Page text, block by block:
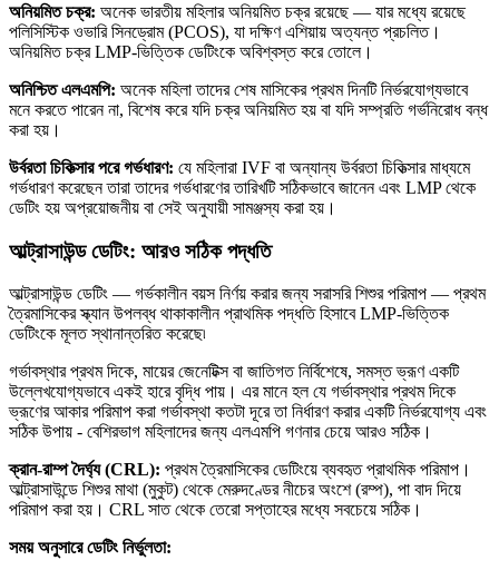
অনিয়মিত চক্র: অনেক ভারতীয় মহিলার অনিয়মিত চক্র রয়েছে — যার মধ্যে রয়েছে
পলিসিস্টিক ওভারি সিনড্রোম (PCOS), যা দক্ষিণ এশিয়ায় অত্যন্ত প্রচলিত।
অনিয়মিত চক্র LMP-ভিত্তিক ডেটিংকে অবিশ্বস্ত করে তোলে।
অনিশ্চিত এলএমপি: অনেক মহিলা তাদের শেষ মাসিকের প্রথম দিনটি নির্ভরযোগ্যভাবে
মনে করতে পারেন না, বিশেষ করে যদি চক্র অনিয়মিত হয় বা যদি সম্প্রতি গর্ভনিরোধ বন্ধ
করা হয়।
উর্বরতা চিকিত্সার পরে গর্ভধারণ: যে মহিলারা IVF বা অন্যান্য উর্বরতা চিকিত্সার মাধ্যমে
গর্ভধারণ করেছেন তারা তাদের গর্ভধারণের তারিখটি সঠিকভাবে জানেন এবং LMP থেকে
ডেটিং হয় অপ্রয়োজনীয় বা সেই অনুযায়ী সামঞ্জস্য করা হয়।
আল্ট্রাসাউন্ড ডেটিং: আরও সঠিক পদ্ধতি
আল্ট্রাসাউন্ড ডেটিং — গর্ভকালীন বয়স নির্ণয় করার জন্য সরাসরি শিশুর পরিমাপ — প্রথম
ত্রৈমাসিকের স্ক্যান উপলব্ধ থাকাকালীন প্রাথমিক পদ্ধতি হিসাবে LMP-ভিত্তিক
ডেটিংকে মূলত স্থানান্তরিত করেছে৷
গর্ভাবস্থার প্রথম দিকে, মায়ের জেনেটিক্স বা জাতিগত নির্বিশেষে, সমস্ত ভ্রূণ একটি
উল্লেখযোগ্যভাবে একই হারে বৃদ্ধি পায়। এর মানে হল যে গর্ভাবস্থার প্রথম দিকে
ভ্রূণের আকার পরিমাপ করা গর্ভাবস্থা কতটা দূরে তা নির্ধারণ করার একটি নির্ভরযোগ্য এবং
সঠিক উপায় - বেশিরভাগ মহিলাদের জন্য এলএমপি গণনার চেয়ে আরও সঠিক।
ক্রান-রাম্প দৈর্ঘ্য (CRL): প্রথম ত্রৈমাসিকের ডেটিংয়ে ব্যবহৃত প্রাথমিক পরিমাপ।
আল্ট্রাসাউন্ডে শিশুর মাথা (মুকুট) থেকে মেরুদণ্ডের নীচের অংশে (রম্প), পা বাদ দিয়ে
পরিমাপ করা হয়। CRL সাত থেকে তেরো সপ্তাহের মধ্যে সবচেয়ে সঠিক।
সময় অনুসারে ডেটিং নির্ভুলতা: